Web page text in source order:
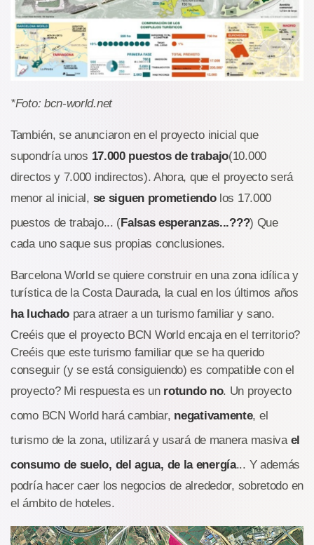
*Foto: bcn-world.net
También, se anunciaron en el proyecto inicial que
supondría unos 17.000 puestos de trabajo(10.000
directos y 7.000 indirectos). Ahora, que el proyecto será
menor al inicial, se siguen prometiendolos 17.000
puestos de trabajo... (Falsas esperanzas...???) Que
cada uno saque sus propias conclusiones.
Barcelona World se quiere construir en una zona idílica y
turística de la Costa Daurada, la cual en los últimos años
ha luchado para atraer a un turismo familiar y sano.
Creéis que el proyecto BCN World encaja en el territorio?
Creéis que este turismo familiar que se ha querido
conseguir (y se está consiguiendo) es compatible con el
proyecto? Mi respuesta es un rotundo no. Un proyecto
como BCN World hará cambiar, negativamente, el
turismo de la zona, utilizará y usará de manera masiva el
consumo de suelo, del agua, de la energía... Y además
podría hacer caer los negocios de alrededor, sobretodo en
el ámbito de hoteles.